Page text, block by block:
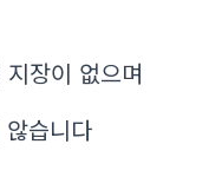
장이 없으며
습니다